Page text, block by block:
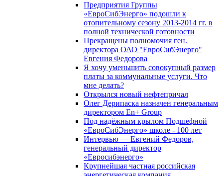
Предприятия Группы
«ЕвроСибЭнерго» подошли к
отопительному сезону 2013-2014 гг. в
полной технической готовности
Прекращены полномочия ген.
директора ОАО "ЕвроСибЭнерго"
Евгения Федорова
Я хочу уменьшить совокупный размер
платы за коммунальные услуги. Что
мне делать?
Открылся новый нефтепричал
Олег Дерипаска назначен генеральным
директором En+ Group
Под надёжным крылом Подшефной
«ЕвроСибЭнерго» школе - 100 лет
Интервью — Евгений Федоров,
генеральный директор
«Евросибэнерго»
Крупнейшая частная российская